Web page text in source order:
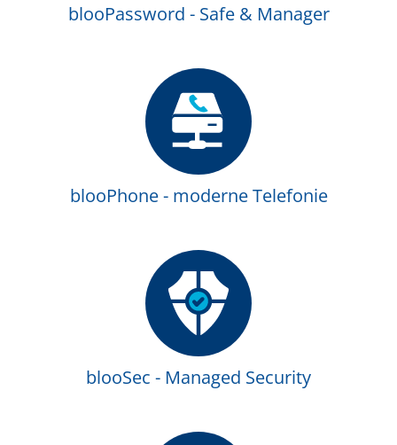
blooPassword - Safe & Manager
blooPhone - moderne Telefonie
blooSec - Managed Security